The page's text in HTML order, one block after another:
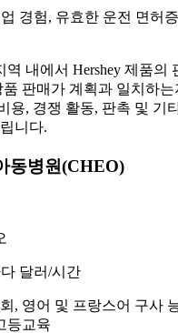
경험, 유효한 운전 면허증
내에서 Hershey 제품의
판매가 계획과 일치하
용, 경쟁 활동, 판촉 및 기
니다.
동병원(CHEO)
달러/시간
, 영어 및 프랑스어 구사
등교육